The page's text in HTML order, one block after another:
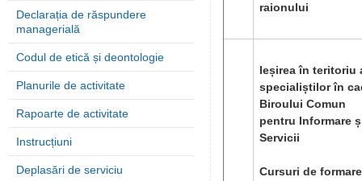
Declarația de răspundere
managerială
Codul de etică și deontologie
Planurile de activitate
Rapoarte de activitate
Instrucțiuni
Deplasări de serviciu
raionului
Ieșirea în teritoriu
specialiștilor în
Biroului Comun
pentru Informare
Servicii
Cursuri de formare